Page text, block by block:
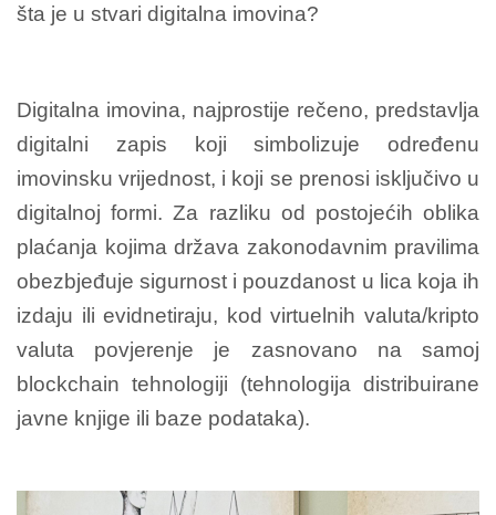
šta je u stvari digitalna imovina?
Digitalna imovina, najprostije rečeno, predstavlja
digitalni zapis koji simbolizuje određenu
imovinsku vrijednost, i koji se prenosi isključivo u
digitalnoj formi. Za razliku od postojećih oblika
plaćanja kojima država zakonodavnim pravilima
obezbjeđuje sigurnost i pouzdanost u lica koja ih
izdaju ili evidnetiraju, kod virtuelnih valuta/kripto
valuta povjerenje je zasnovano na samoj
blockchain tehnologiji (tehnologija distribuirane
javne knjige ili baze podataka).